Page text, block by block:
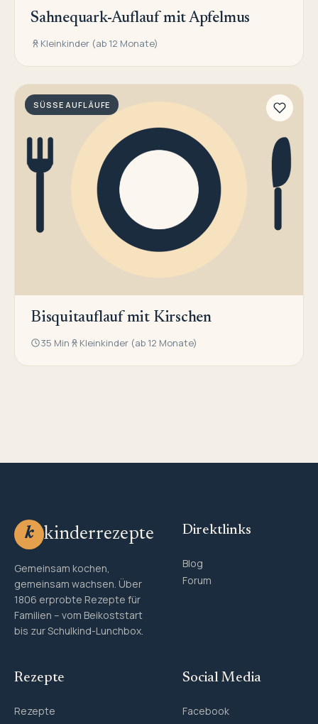
Sahnequark-Auflauf mit Apfelmus
Kleinkinder (ab 12 Monate)
SÜSSE AUFLÄUFE
Bisquitauflauf mit Kirschen
35 Min Kleinkinder (ab 12 Monate)
k kinderrezepte
Gemeinsam kochen,
gemeinsam wachsen. Über
1806 erprobte Rezepte für
Familien – vom Beikoststart
bis zur Schulkind-Lunchbox.
Direktlinks
Blog
Forum
Rezepte
Rezepte
Social Media
Facebook